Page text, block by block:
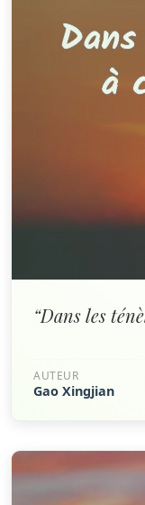
“Dans les
AUTEUR
Gao Xingjian